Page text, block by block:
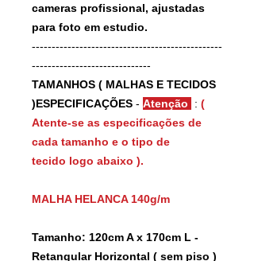
cameras profissional, ajustadas
para foto em estudio.
------------------------------------------------
------------------------------
TAMANHOS ( MALHAS E TECIDOS
)ESPECIFICAÇÕES - Atenção : (
Atente-se as especificações de
cada tamanho e o tipo de
tecido logo abaixo ).
MALHA HELANCA 140g/m
Tamanho: 120cm A x 170cm L -
Retangular Horizontal ( sem piso )